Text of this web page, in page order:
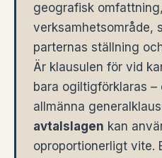
geografisk omfattning,
verksamhetsområde,
parternas ställning
Är klausulen för vid
bara ogiltigförklaras –
allmänna
avtalslagen kan
oproportionerligt vite.